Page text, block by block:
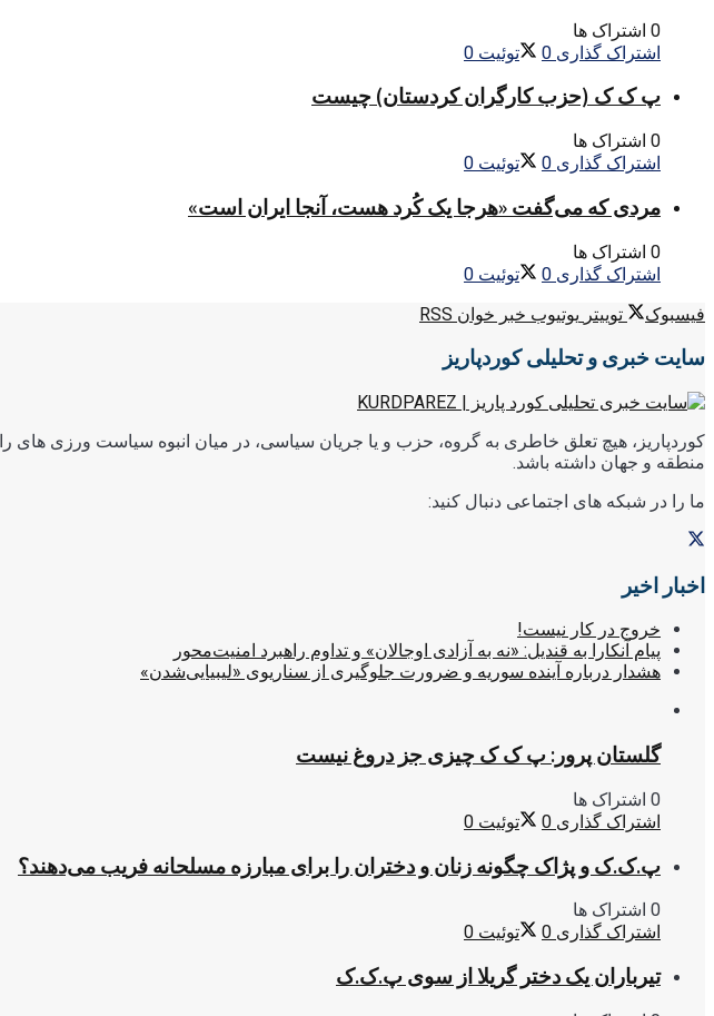
0 اشتراک ها
اشتراک گذاری 0 توئیت 0
پ ک ک (حزب کارگران کردستان) چیست
0 اشتراک ها
اشتراک گذاری 0 توئیت 0
مردی که می‌گفت «هرجا یک کُرد هست، آنجا ایران است»
0 اشتراک ها
اشتراک گذاری 0 توئیت 0
فیسبوک
توییتر یوتیوب خبر خوان RSS
سایت خبری و تحلیلی کوردپاریز
کوردپاریز، هیچ تعلق خاطری به گروه، حزب و یا جریان سیاسی، در میان انبوه سیاست ورزی های
منطقه و جهان داشته باشد.
ما را در شبکه های اجتماعی دنبال کنید:
اخبار اخیر
خروج در کار نیست!
پیام آنکارا به قندیل: «نه به آزادی اوجالان» و تداوم راهبرد امنیت‌محور
هشدار درباره آینده سوریه و ضرورت جلوگیری از سناریوی «لیبیایی‌شدن»
گلستان پرور: پ ک ک چیزی جز دروغ نیست
0 اشتراک ها
اشتراک گذاری 0 توئیت 0
پ.ک.ک و پژاک چگونه زنان و دختران را برای مبارزه مسلحانه فریب می‌دهند؟
0 اشتراک ها
اشتراک گذاری 0 توئیت 0
تیرباران یک دختر گریلا از سوی پ.ک.ک